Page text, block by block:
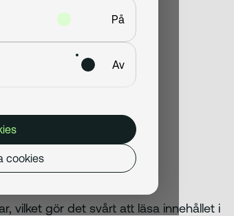
till:
vilket gör det svårt att läsa innehållet i
På
Av
cookies